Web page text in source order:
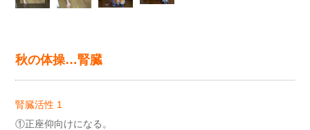
秋の体操…腎臓
腎臓活性 1
①正座仰向けになる。